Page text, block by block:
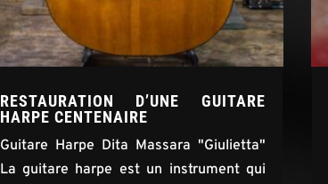
RESTAURATION D’UNE GUITARE
HARPE CENTENAIRE
Guitare Harpe Dita Massara "Giulietta"
La guitare harpe est un instrument qui